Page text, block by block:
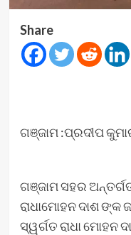
Share
ଗଞ୍ଜାମ :ପ୍ରଦୀପ
ଗଞ୍ଜାମ ସହର ଅନ୍ତର୍ଗତ
ରାଧାମୋହନ ଦାଶ ଙ୍କ
ସ୍ୱର୍ଗତ ରାଧା ମୋହନ